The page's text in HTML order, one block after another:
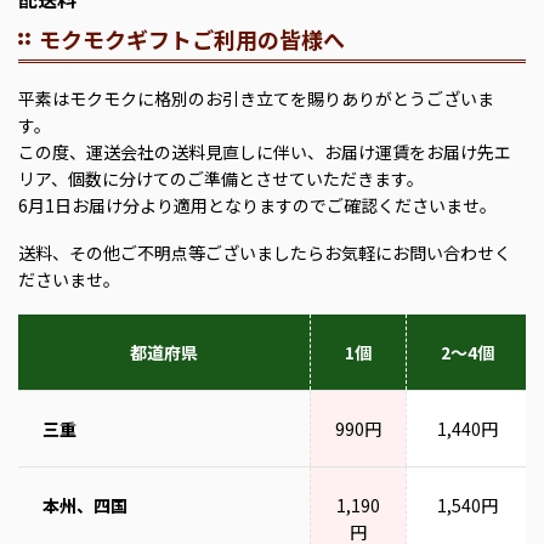
モクモクギフトご利用の皆様へ
平素はモクモクに格別のお引き立てを賜りありがとうございま
す。
この度、運送会社の送料見直しに伴い、お届け運賃をお届け先エ
リア、個数に分けてのご準備とさせていただきます。
6月1日お届け分より適用となりますのでご確認くださいませ。
送料、その他ご不明点等ございましたらお気軽にお問い合わせく
ださいませ。
都道府県 1個 2～4個
三重 990円 1,440円
本州、四国
1,190
円
1,540円